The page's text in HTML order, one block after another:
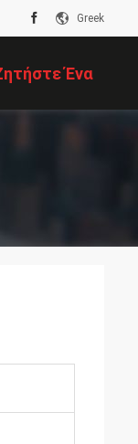
Greek
Ένα
Απόσπασμα